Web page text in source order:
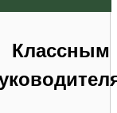
Классным